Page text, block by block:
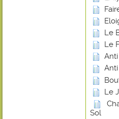
Le
Le
Le
Sol